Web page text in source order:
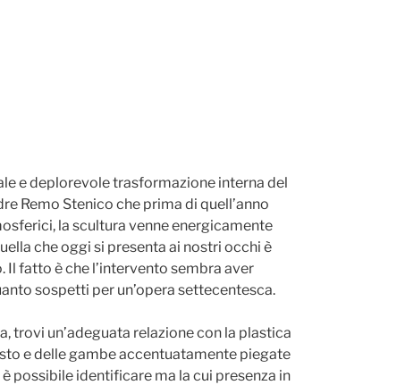
e deplorevole trasformazione interna del
Remo Stenico che prima di quell’anno
la scultura venne energicamente
che oggi si presenta ai nostri occhi è
fatto è che l’intervento sembra aver
sospetti per un’opera settecentesca.
trovi un’adeguata relazione con la plastica
e delle gambe accentuatamente piegate
possibile identificare ma la cui presenza in